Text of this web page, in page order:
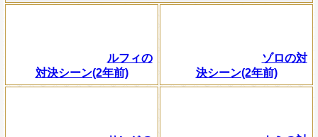
ルフィの
対決シーン(2年前)
ゾロの対
決シーン(2年前)